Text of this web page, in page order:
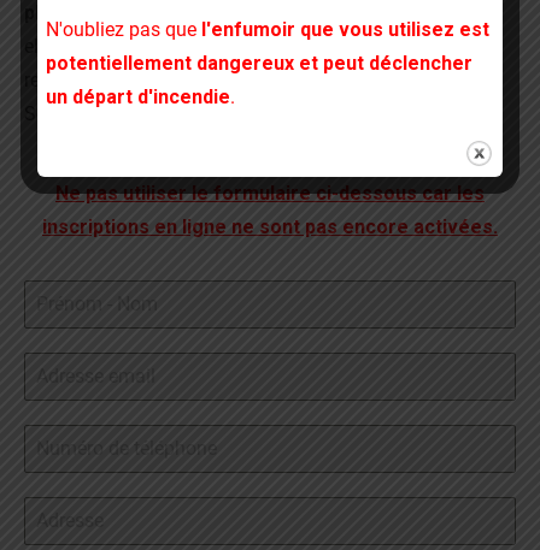
elle fait référence aux bonnes pratiques et
recommandations de l’
ITSAP
( Institut Technique des
Sciences de l’Apiculture et de la Pollinisation).
Ne pas utiliser le formulaire ci-dessous car les
inscriptions en ligne ne sont pas encore activées.
N'oubliez pas que l'enfumoir que vous utilisez est
potentiellement dangereux et peut déclencher
un départ d'incendie.